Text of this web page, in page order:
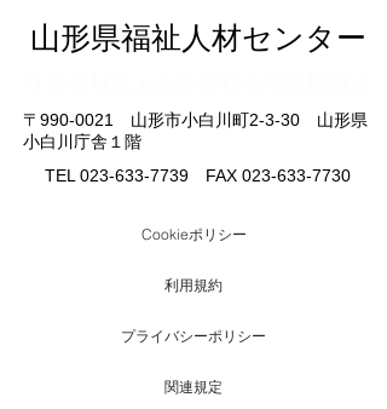
山形県福祉人材センター
〒990-0021 山形市小白川町2-3-30 山形県
小白川庁舎１階
TEL 023-633-7739 FAX 023-633-7730
Cookieポリシー
利用規約
プライバシーポリシー
関連規定